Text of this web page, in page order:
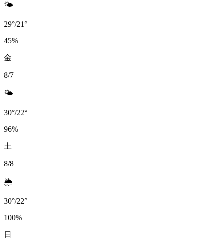
🌤️
29°/21°
45%
金
8/7
🌤️
30°/22°
96%
土
8/8
🌦️
30°/22°
100%
日